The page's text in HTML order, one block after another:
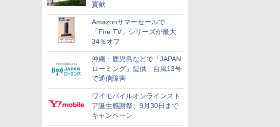
貢献
Amazonサマーセールで
「Fire TV」シリーズが最大
34％オフ
沖縄・鹿児島などで「JAPAN
ローミング」提供 台風13号
で通信障害
ワイモバイルオンラインスト
ア誕生感謝祭、9月30日まで
キャンペーン